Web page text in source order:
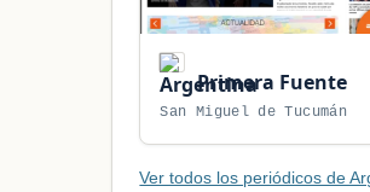
Primera Fuente
San Miguel de Tucumán
Ver todos los periódicos de